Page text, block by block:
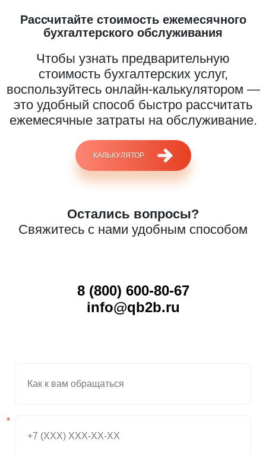
Рассчитайте стоимость ежемесячного
бухгалтерского обслуживания
Чтобы узнать предварительную
стоимость бухгалтерских услуг,
воспользуйтесь онлайн-калькулятором —
это удобный способ быстро рассчитать
ежемесячные затраты на обслуживание.
КАЛЬКУЛЯТОР
Остались вопросы?
Свяжитесь с нами удобным способом
8 (800) 600-80-67
info@qb2b.ru
*
Нажимая кнопку отправить я